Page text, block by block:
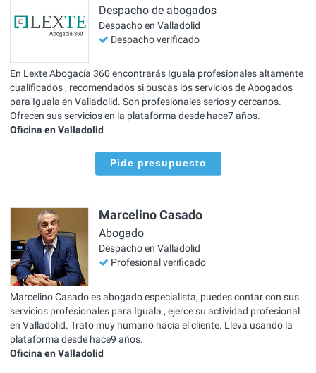
Despacho de abogados
Despacho en Valladolid
Despacho verificado
En Lexte Abogacía 360 encontrarás Iguala profesionales altamente
cualificados , recomendados si buscas los servicios de Abogados
para Iguala en Valladolid. Son profesionales serios y cercanos.
Ofrecen sus servicios en la plataforma desde hace7 años.
Oficina en Valladolid
Pide presupuesto
Marcelino Casado
Abogado
Despacho en Valladolid
Profesional verificado
Marcelino Casado es abogado especialista, puedes contar con sus
servicios profesionales para Iguala , ejerce su actividad profesional
en Valladolid. Trato muy humano hacia el cliente. Lleva usando la
plataforma desde hace9 años.
Oficina en Valladolid